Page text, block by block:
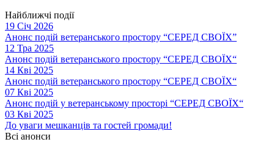
Найближчі події
19 Січ 2026
Анонс подій ветеранського простору “СЕРЕД СВОЇХ”
12 Тра 2025
Анонс подій ветеранського простору “СЕРЕД СВОЇХ“
14 Кві 2025
Анонс подій ветеранського простору “СЕРЕД СВОЇХ“
07 Кві 2025
Анонс подій у ветеранському просторі “СЕРЕД СВОЇХ“
03 Кві 2025
До уваги мешканців та гостей громади!
Всі анонси